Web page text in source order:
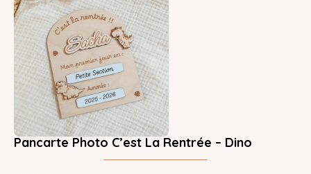
Pancarte Photo C’est La Rentrée – Dino